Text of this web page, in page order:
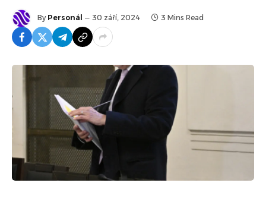
By Personál 30 září, 2024 3 Mins Read